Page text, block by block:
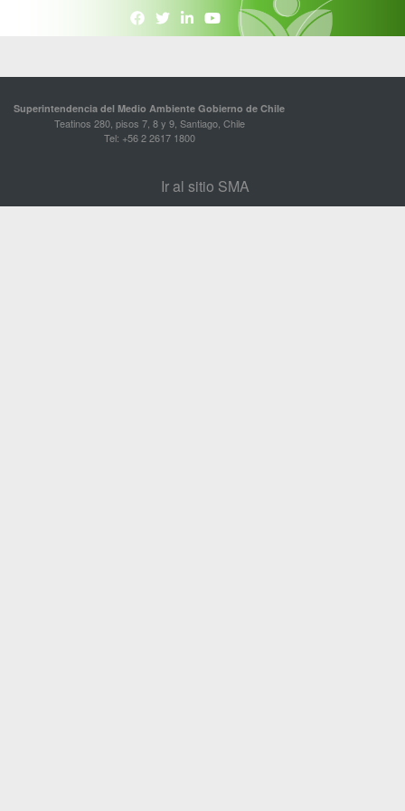
Superintendencia del Medio Ambiente Gobierno de Chile
Teatinos 280, pisos 7, 8 y 9, Santiago, Chile
Tel: +56 2 2617 1800
Ir al sitio SMA